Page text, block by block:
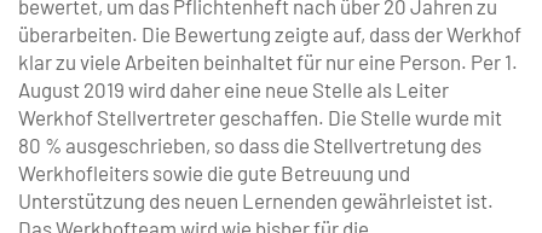
bewertet, um das Pflichtenheft nach über 20 Jahren zu
überarbeiten. Die Bewertung zeigte auf, dass der Werkhof
klar zu viele Arbeiten beinhaltet für nur eine Person. Per 1.
August 2019 wird daher eine neue Stelle als Leiter
Werkhof Stellvertreter geschaffen. Die Stelle wurde mit
80 % ausgeschrieben, so dass die Stellvertretung des
Werkhofleiters sowie die gute Betreuung und
Unterstützung des neuen Lernenden gewährleistet ist.
Das Werkhofteam wird wie bisher für die